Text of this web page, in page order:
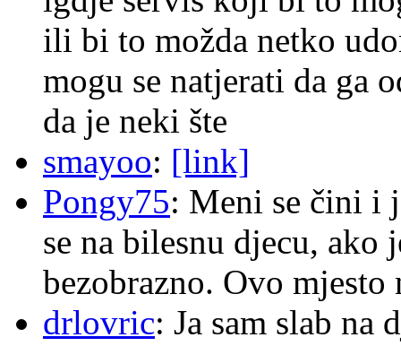
ili bi to možda netko
mogu se natjerati da ga
da je neki šte
smayoo: [link]
Pongy75: Meni se čini i
se na bilesnu djecu, ako
bezobrazno. Ovo
drlovric: Ja sam slab na